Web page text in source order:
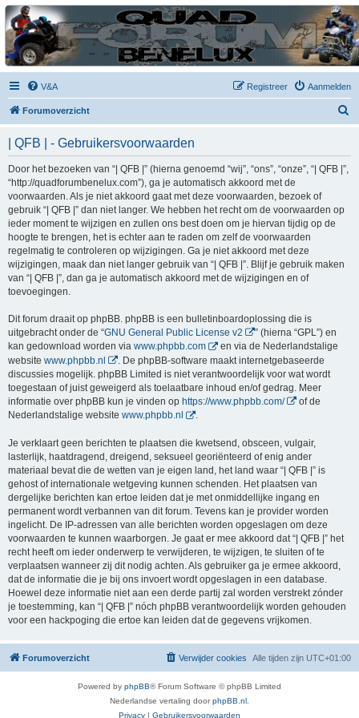
| QFB |
Hét quadforum van de Benelux
V&A Aanmelden
Registreer
Forumoverzicht
| QFB | - Gebruikersvoorwaarden
Door het bezoeken van “| QFB |” (hierna genoemd “wij”, “ons”, “onze”, “| QFB |”,
“http://quadforumbenelux.com”), ga je automatisch akkoord met de
voorwaarden. Als je niet akkoord gaat met deze voorwaarden, bezoek of
gebruik “| QFB |” dan niet langer. We hebben het recht om de voorwaarden op
ieder moment te wijzigen en zullen ons best doen om je hiervan tijdig op de
hoogte te brengen, het is echter aan te raden om zelf de voorwaarden
regelmatig te controleren op wijzigingen. Ga je niet akkoord met deze
wijzigingen, maak dan niet langer gebruik van “| QFB |”. Blijf je gebruik maken
van “| QFB |”, dan ga je automatisch akkoord met de wijzigingen en of
toevoegingen.
Dit forum draait op phpBB. phpBB is een bulletinboardoplossing die is
uitgebracht onder de “GNU General Public License v2
” (hierna “GPL”) en
kan gedownload worden via www.phpbb.com
en via de Nederlandstalige
website www.phpbb.nl
. De phpBB-software maakt internetgebaseerde
discussies mogelijk. phpBB Limited is niet verantwoordelijk voor wat wordt
toegestaan of juist geweigerd als toelaatbare inhoud en/of gedrag. Meer
informatie over phpBB kun je vinden op https://www.phpbb.com/
of de
Nederlandstalige website www.phpbb.nl .
Je verklaart geen berichten te plaatsen die kwetsend, obsceen, vulgair,
lasterlijk, haatdragend, dreigend, seksueel georiënteerd of enig ander
materiaal bevat die de wetten van je eigen land, het land waar “| QFB |” is
gehost of internationale wetgeving kunnen schenden. Het plaatsen van
dergelijke berichten kan ertoe leiden dat je met onmiddellijke ingang en
permanent wordt verbannen van dit forum. Tevens kan je provider worden
ingelicht. De IP-adressen van alle berichten worden opgeslagen om deze
voorwaarden te kunnen waarborgen. Je gaat er mee akkoord dat “| QFB |” het
recht heeft om ieder onderwerp te verwijderen, te wijzigen, te sluiten of te
verplaatsen wanneer zij dit nodig achten. Als gebruiker ga je ermee akkoord,
dat de informatie die je bij ons invoert wordt opgeslagen in een database.
Hoewel deze informatie niet aan een derde partij zal worden verstrekt zónder
je toestemming, kan “| QFB |” nóch phpBB verantwoordelijk worden gehouden
voor een hackpoging die ertoe kan leiden dat de gegevens vrijkomen.
Forumoverzicht Alle tijden zijn UTC+01:00
Verwijder cookies
Powered by phpBB® Forum Software © phpBB Limited
Nederlandse vertaling doorphpBB.nl
Privacy | Gebruikersvoorwaarden